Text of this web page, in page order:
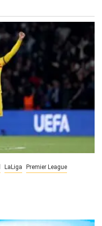
LaLiga Premier League